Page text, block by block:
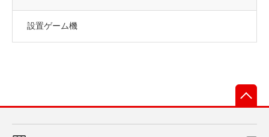
設置ゲーム機